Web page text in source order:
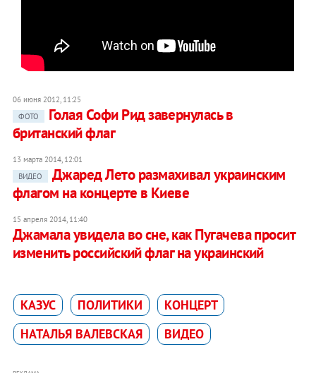
06 июня 2012, 11:25
ФОТО
Голая Софи Рид завернулась в
британский флаг
13 марта 2014, 12:01
ВИДЕО
Джаред Лето размахивал украинским
флагом на концерте в Киеве
15 апреля 2014, 11:40
Джамала увидела во сне, как Пугачева просит
изменить российский флаг на украинский
КАЗУС ПОЛИТИКИ
КОНЦЕРТ
НАТАЛЬЯ ВАЛЕВСКАЯ
ВИДЕО